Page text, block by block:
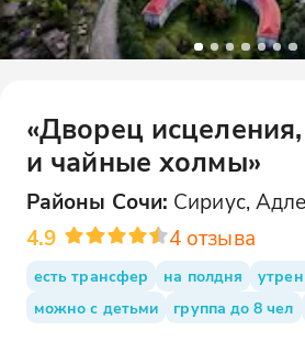
«Дворец
и чайные холмы»
Районы Сочи: Сириус,
4.9
4 отзыва
есть трансфер на полдня
можно с детьми
группа до 8 чел